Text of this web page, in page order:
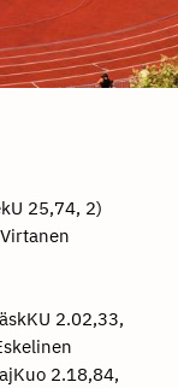
25,74, 2)
2.02,33,
2.18,84,